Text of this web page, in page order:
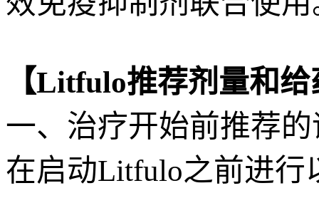
【Litfulo推荐剂量和
一、治疗开始前推荐
在启动Litfulo之前进行